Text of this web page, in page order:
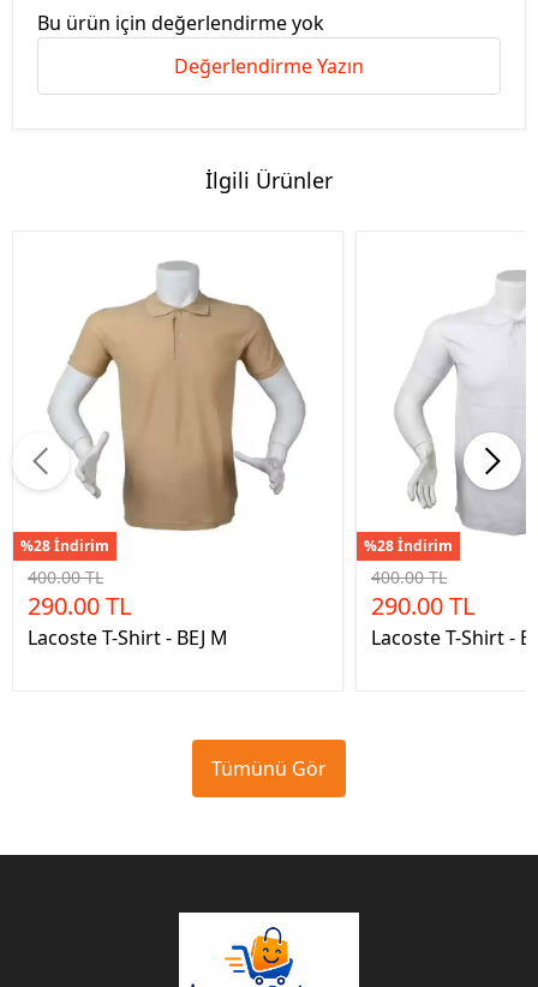
Bu ürün için değerlendirme yok
Değerlendirme Yazın
İlgili Ürünler
%28 İndirim
400.00 TL
290.00 TL
Lacoste T-Shirt - BEJ M
%28 İndirim
400.00 TL
290.00 TL
Lacoste T-Shirt -
Tümünü Gör